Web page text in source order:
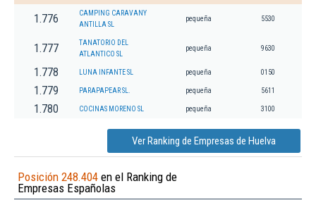
1.776
CAMPING CARAVANY
ANTILLA SL
pequeña 5530
1.777
TANATORIO DEL
ATLANTICO SL
pequeña 9630
1.778 LUNA INFANTE SL pequeña 0150
1.779 PARAPAPEAR SL. pequeña 5611
1.780 COCINAS MORENO SL pequeña 3100
Ver Ranking de Empresas de Huelva
Posición 248.404 en el Ranking de
Empresas Españolas